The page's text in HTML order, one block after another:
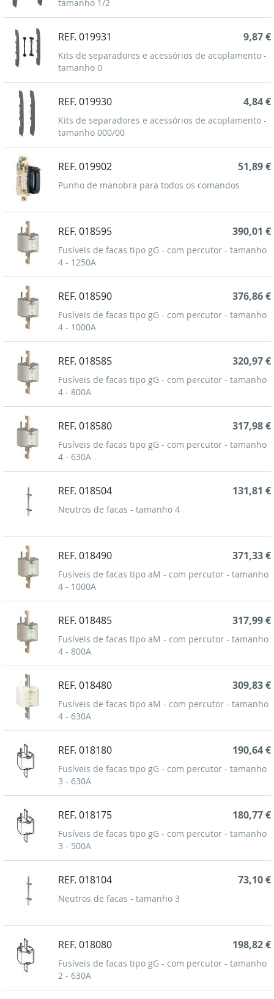
tamanho 1/2
REF. 019931
Kits de separadores e acessórios de acoplamento -
tamanho 0
9,87 €
REF. 019930
Kits de separadores e acessórios de acoplamento -
tamanho 000/00
4,84 €
REF. 019902
Punho de manobra para todos os comandos
51,89 €
REF. 018595
Fusíveis de facas tipo gG - com percutor - tamanho
4 - 1250A
390,01 €
REF. 018590
Fusíveis de facas tipo gG - com percutor - tamanho
4 - 1000A
376,86 €
REF. 018585
Fusíveis de facas tipo gG - com percutor - tamanho
4 - 800A
320,97 €
REF. 018580
Fusíveis de facas tipo gG - com percutor - tamanho
4 - 630A
317,98 €
REF. 018504
Neutros de facas - tamanho 4
131,81 €
REF. 018490
Fusíveis de facas tipo aM - com percutor - tamanho
4 - 1000A
371,33 €
REF. 018485
Fusíveis de facas tipo aM - com percutor - tamanho
4 - 800A
317,99 €
REF. 018480
Fusíveis de facas tipo aM - com percutor - tamanho
4 - 630A
309,83 €
REF. 018180
Fusíveis de facas tipo gG - com percutor - tamanho
3 - 630A
190,64 €
REF. 018175
Fusíveis de facas tipo gG - com percutor - tamanho
3 - 500A
180,77 €
REF. 018104
Neutros de facas - tamanho 3
73,10 €
REF. 018080
Fusíveis de facas tipo gG - com percutor - tamanho
2 - 630A
198,82 €